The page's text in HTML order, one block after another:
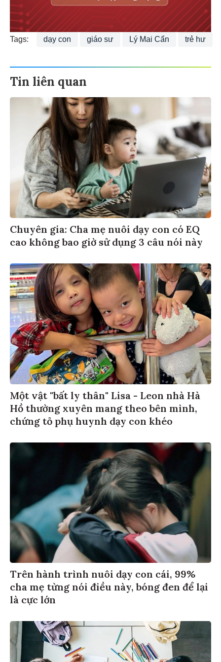
Tags: dạy con giáo sư Lý Mai Cẩn trẻ hư
Tin liên quan
Chuyên gia: Cha mẹ nuôi dạy con có EQ
cao không bao giờ sử dụng 3 câu nói này
Một vật "bất ly thân" Lisa - Leon nhà Hà
Hồ thường xuyên mang theo bên mình,
chứng tỏ phụ huynh dạy con khéo
Trên hành trình nuôi dạy con cái, 99%
cha mẹ từng nói điều này, bóng đen để lại
là cực lớn